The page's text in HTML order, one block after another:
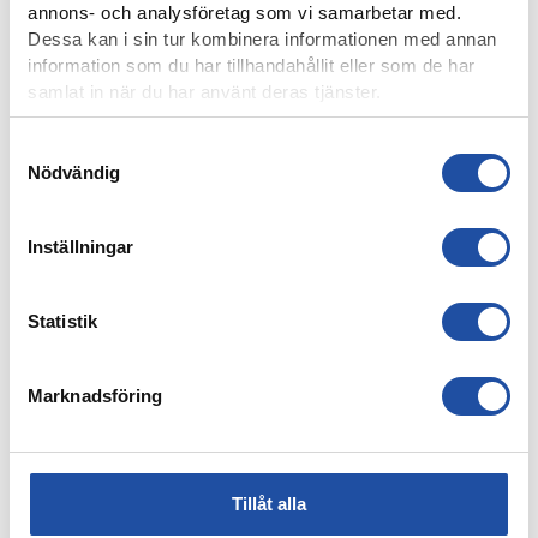
annons- och analysföretag som vi samarbetar med.
Dessa kan i sin tur kombinera informationen med annan
information som du har tillhandahållit eller som de har
samlat in när du har använt deras tjänster.
Nödvändig
Inställningar
Statistik
Marknadsföring
Tillåt alla
PUBLIKINFORMATION: IFK NORRKÖPING-IK BRAGE